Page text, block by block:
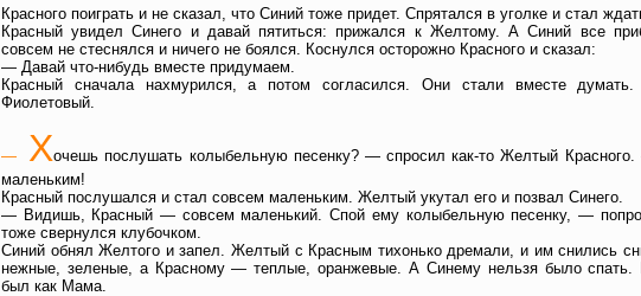
Красного поиграть и не сказал, что Синий тоже придет. Спрятался в уголке и стал
Красный увидел Синего и давай пятиться: прижался к Желтому. А Синий все
совсем не стеснялся и ничего не боялся. Коснулся осторожно Красного и сказал:
— Давай что-нибудь вместе придумаем.
Красный сначала нахмурился, а потом согласился. Они стали вместе
Фиолетовый.
— Хочешь послушать колыбельную песенку? — спросил как-то Желтый Красного.
маленьким!
Красный послушался и стал совсем маленьким. Желтый укутал его и позвал Синего.
— Видишь, Красный — совсем маленький. Спой ему колыбельную песенку, —
тоже свернулся клубочком.
Синий обнял Желтого и запел. Желтый с Красным тихонько дремали, и им снились
нежные, зеленые, а Красному — теплые, оранжевые. А Синему нельзя было спать.
был как Мама.